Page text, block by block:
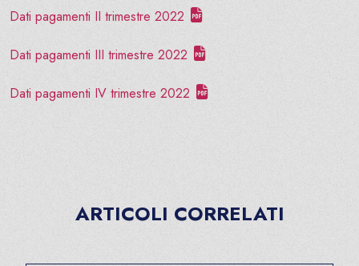
Dati pagamenti II trimestre 2022
Dati pagamenti III trimestre 2022
Dati pagamenti IV trimestre 2022
ARTICOLI CORRELATI